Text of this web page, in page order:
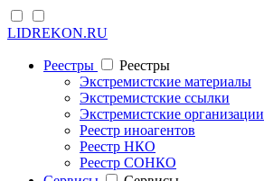
LIDREKON.RU
Реестры
Реестры
Экстремистские материалы
Экстремистские ссылки
Экстремистские организации
Реестр иноагентов
Реестр НКО
Реестр СОНКО